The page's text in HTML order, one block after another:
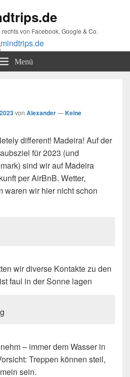
von Facebook, Google & Co.
Menü
von Alexander—Keine
different! Madeira! Auf der
für 2023 (und
sind wir auf Madeira
per AirBnB. Wetter,
waren wir hier nicht schon
wir diverse Kontakte zu den
faul in der Sonne lagen
– immer dem Wasser in
Treppen können steil,
sein.